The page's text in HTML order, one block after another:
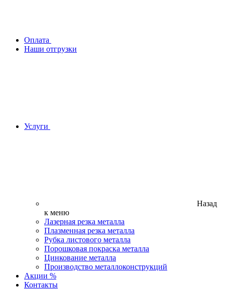
Оплата
Наши отгрузки
Услуги
Назад
к меню
Лазерная резка металла
Плазменная резка металла
Рубка листового металла
Порошковая покраска металла
Цинкование металла
Производство металлоконструкций
Акции %
Контакты